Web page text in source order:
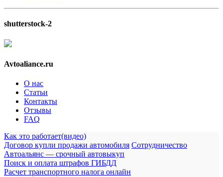
shutterstock-2
Avtoaliance.ru
О нас
Статьи
Контакты
Отзывы
FAQ
Как это работает(видео)
Договор купли продажи автомобиля Сотрудничество
Автоальянс — срочный автовыкуп
Поиск и оплата штрафов ГИБДД
Расчет транспортного налога онлайн